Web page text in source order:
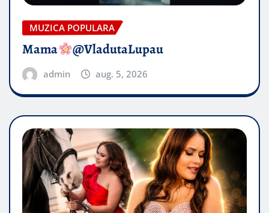
MUZICA POPULARA
Mama @VladutaLupau
admin aug. 5, 2026